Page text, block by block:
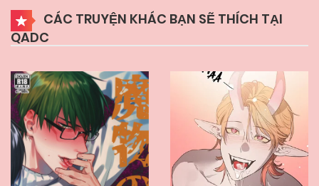
CÁC TRUYỆN KHÁC BẠN SẼ THÍCH TẠI
QADC